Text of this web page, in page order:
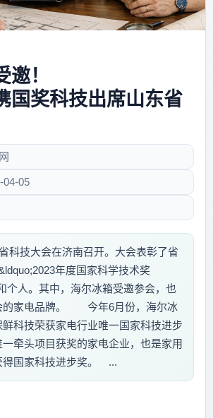
创意家居
！
国奖科技出席山东省
04-05
科技大会在济南召开。大会表彰了省
年度国家科学技术奖
个人。其中，海尔冰箱受邀参会，也
的家电品牌。 今年6月份，海尔冰
科技荣获家电行业唯一国家科技进步
牵头项目获奖的家电企业，也是家用
得国家科技进步奖。 ...